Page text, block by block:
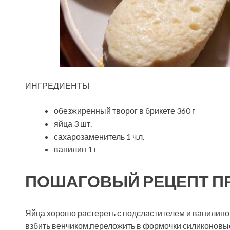
ИНГРЕДИЕНТЫ
обезжиренный творог в брикете 360 г
яйца 3 шт.
сахарозаменитель 1 ч.л.
ванилин 1 г
ПОШАГОВЫЙ РЕЦЕПТ
Яйца хорошо растереть с подсластителем и
взбить венчиком,переложить в формочки